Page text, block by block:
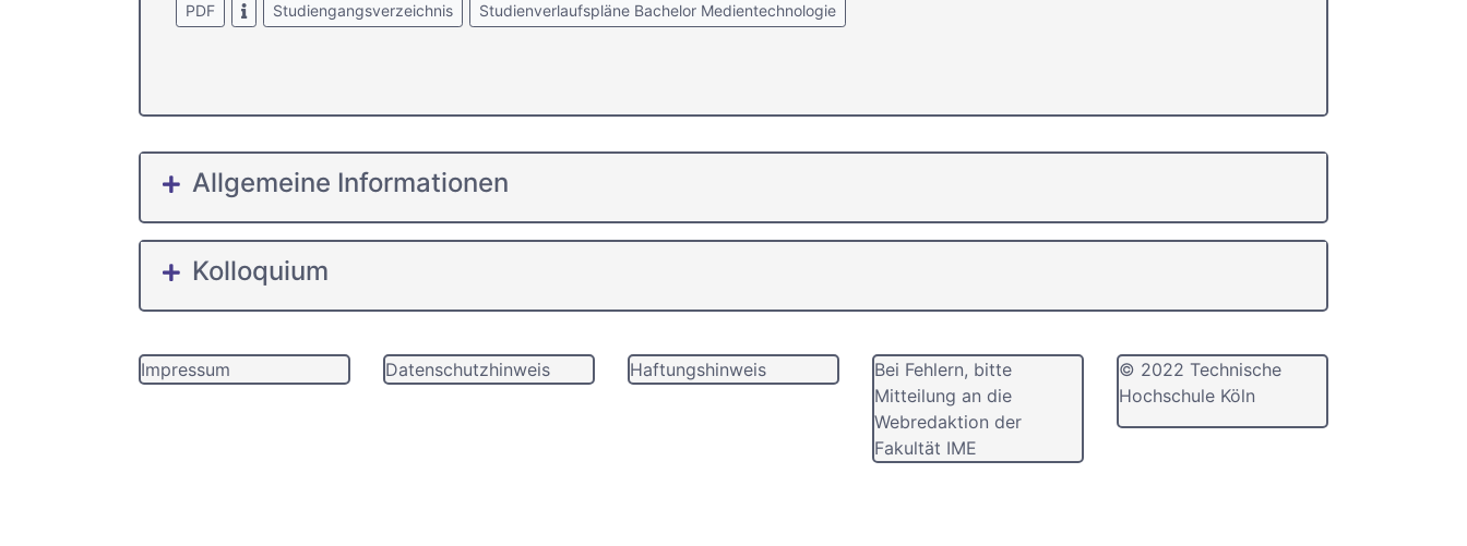
PDF Studiengangsverzeichnis Studienverlaufspläne Bachelor Medientechnologie
Allgemeine Informationen
Kolloquium
Impressum Datenschutzhinweis Haftungshinweis
Bei Fehlern, bitte
Mitteilung an die
Webredaktion der
Fakultät IME
© 2022 Technische
Hochschule Köln